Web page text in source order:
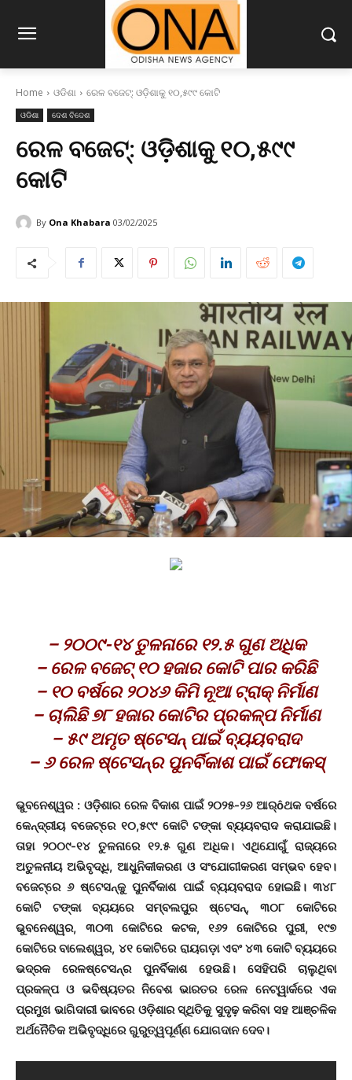
Home ଓଡିଶା ରେଳ ବଜେଟ୍‌: ଓଡ଼ିଶାକୁ ୧୦,୫୯୯ କୋଟି
ଓଡିଶା ଦେଶ ବିଦେଶ
ରେଳ ବଜେଟ୍‌: ଓଡ଼ିଶାକୁ ୧୦,୫୯୯
କୋଟି
By Ona Khabara 03/02/2025
– ୨୦୦୯-୧୪ ତୁଳନାରେ ୧୨.୫ ଗୁଣ ଅଧିକ
– ରେଳ ବଜେଟ୍ ୧୦ ହଜାର କୋଟି ପାର କରିଛି
– ୧୦ ବର୍ଷରେ ୨୦୪୬ କିମି ନୂଆ ଟ୍ରାକ୍ ନିର୍ମାଣ
– ଚାଲିଛି ୭୮ ହଜାର କୋଟିର ପ୍ରକଳ୍ପ ନିର୍ମାଣ
– ୫୯ ଅମୃତ ଷ୍ଟେସନ୍ ପାଇଁ ବ୍ୟୟବରାଦ
– ୬ ରେଳ ଷ୍ଟେସନ୍‌ର ପୁନର୍ବିକାଶ ପାଇଁ ଫୋକସ୍‌
ଭୁବନେଶ୍ୱର : ଓଡି଼ଶାର ରେଳ ବିକାଶ ପାଇଁ ୨୦୨୫-୨୬ ଆର୍ôଥକ ବର୍ଷରେ
କେନ୍ଦ୍ରୀୟ ବଜେଟ୍‌ରେ ୧୦,୫୯୯ କୋଟି ଟଙ୍କା ବ୍ୟୟବରାଦ କରାଯାଇଛି।
ତାହା ୨୦୦୯-୧୪ ତୁଳନାରେ ୧୨.୫ ଗୁଣ ଅଧିକ। ଏଥିଯୋଗୁଁ ରାଜ୍ୟରେ
ଅତୁଳନୀୟ ଅଭିବୃଦ୍ଧି, ଆଧୁନିକୀକରଣ ଓ ସଂଯୋଗୀକରଣ ସମ୍ଭବ ହେବ।
ବଜେଟ୍‌ରେ ୬ ଷ୍ଟେସନ୍‌କୁ ପୁନର୍ବିକାଶ ପାଇଁ ବ୍ୟୟବରାଦ ହୋଇଛି। ୩୪୮
କୋଟି ଟଙ୍କା ବ୍ୟୟରେ ସମ୍ବଲପୁର ଷ୍ଟେସନ୍‌, ୩୦୮ କୋଟିରେ
ଭୁବନେଶ୍ୱର, ୩୦୩ କୋଟିରେ କଟକ, ୧୬୨ କୋଟିରେ ପୁରୀ, ୧୯୭
କୋଟିରେ ବାଲେଶ୍ୱର, ୪୧ କୋଟିରେ ରାୟଗଡ଼ା ଏବଂ ୪୩ କୋଟି ବ୍ୟୟରେ
ଭଦ୍ରକ ରେଳଷ୍ଟେସନ୍‌ର ପୁନର୍ବିକାଶ ହେଉଛି। ସେହିପରି ଚାଲୁଥିବା
ପ୍ରକଳ୍ପ ଓ ଭବିଷ୍ୟତର ନିବେଶ ଭାରତର ରେଳ ନେଟ୍‌ୱାର୍କରେ ଏକ
ପ୍ରମୁଖ ଭାଗିଦାରୀ ଭାବରେ ଓଡ଼ିଶାର ସ୍ଥିତିକୁ ସୁଦୃଢ଼ କରିବା ସହ ଆଞ୍ଚଳିକ
ଅର୍ଥନୈତିକ ଅଭିବୃଦ୍ଧିରେ ଗୁରୁତ୍ୱପୂର୍ଣ୍ଣ ଯୋଗଦାନ ଦେବ।